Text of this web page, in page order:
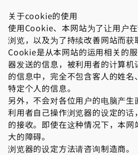
关于cookie的使用
使用Cookie、本网站为了让用户
浏览，以及为了持续改善网站而获
Cookie是从本网站的运用相关的
器发送的信息，被利用者的计算机
的信息中，完全不包含客人的姓
特定个人的信息。
另外，不会对各位用户的电脑产生
利用者自己操作浏览器的设定的
的接收。即使在这种情况下，本
大的障碍。
浏览器的设定方法请咨询制造商。